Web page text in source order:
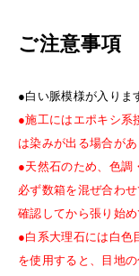
ご注意事項
●白い脈模様が入りま
●施工にはエポキシ系
は染みが出る場合があ
●天然石のため、色調
必ず数箱を混ぜ合わ
確認してから張り始め
●白系大理石には白色
を使用すると、目地